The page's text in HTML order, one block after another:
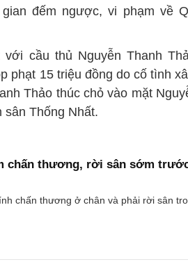
đếm ngược, vi phạm về
cầu thủ Nguyễn Thanh
phạt 15 triệu đồng do cố tình
Thảo thúc chỏ vào mặt
sân Thống Nhất.
chấn thương, rời sân sớm
chấn thương ở chân và phải rời sân